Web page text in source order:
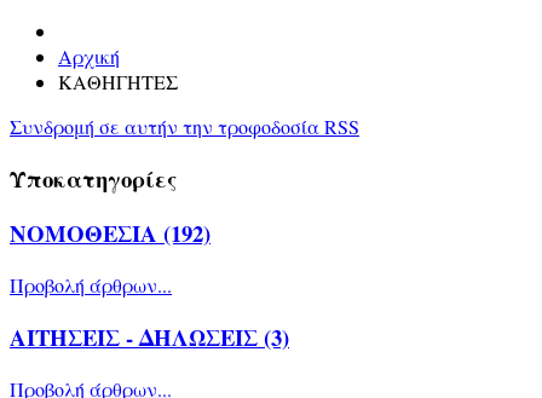
Αρχική
ΚΑΘΗΓΗΤΕΣ
Συνδρομή σε αυτήν την τροφοδοσία RSS
Υποκατηγορίες
ΝΟΜΟΘΕΣΙΑ (192)
Προβολή άρθρων...
ΑΙΤΗΣΕΙΣ - ΔΗΛΩΣΕΙΣ (3)
Προβολή άρθρων...